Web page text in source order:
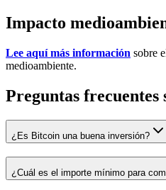
Impacto
Lee aquí más información sobre
medioambiente.
Preguntas
¿Es Bitcoin una buena inversión?
¿Cuál es el importe mínimo para